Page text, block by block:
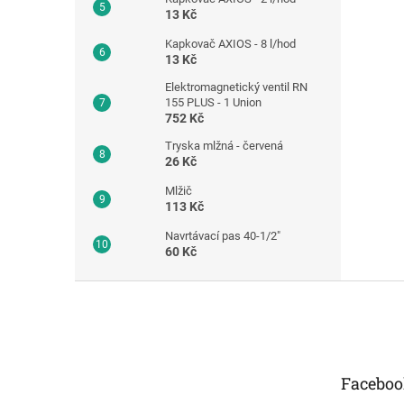
13 Kč
Kapkovač AXIOS - 8 l/hod
13 Kč
Elektromagnetický ventil RN
155 PLUS - 1 Union
752 Kč
Tryska mlžná - červená
26 Kč
Mlžič
113 Kč
Navrtávací pas 40-1/2"
60 Kč